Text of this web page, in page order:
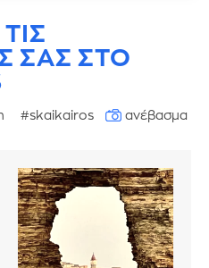
ΣΑΣ ΣΤΟ
#skaikairos
ανέβασμα